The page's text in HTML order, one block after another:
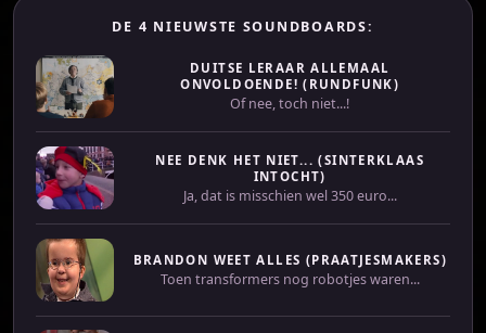
DE 4 NIEUWSTE SOUNDBOARDS:
DUITSE LERAAR ALLEMAAL
ONVOLDOENDE! (RUNDFUNK)
Of nee, toch niet...!
NEE DENK HET NIET... (SINTERKLAAS
INTOCHT)
Ja, dat is misschien wel 350 euro...
BRANDON WEET ALLES (PRAATJESMAKERS)
Toen transformers nog robotjes waren...